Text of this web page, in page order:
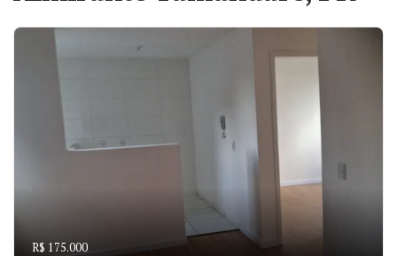
R$ 175.000